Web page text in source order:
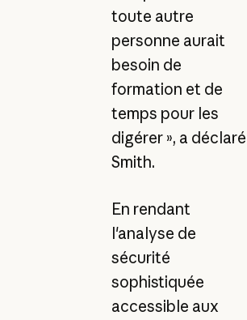
toute autre
personne aurait
besoin de
formation et de
temps pour les
digérer », a déclaré
Smith.
En rendant
l'analyse de
sécurité
sophistiquée
accessible aux